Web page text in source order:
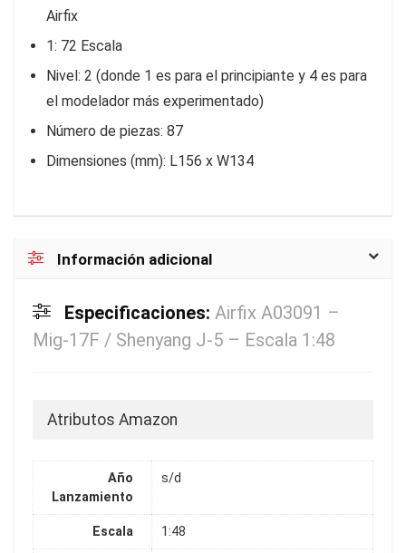
Airfix
1: 72 Escala
Nivel: 2 (donde 1 es para el principiante y 4 es para
el modelador más experimentado)
Número de piezas: 87
Dimensiones (mm): L156 x W134
Información adicional
Especificaciones: Airfix A03091 –
Mig-17F / Shenyang J-5 – Escala 1:48
Atributos Amazon
Año
Lanzamiento
s/d
Escala 1:48